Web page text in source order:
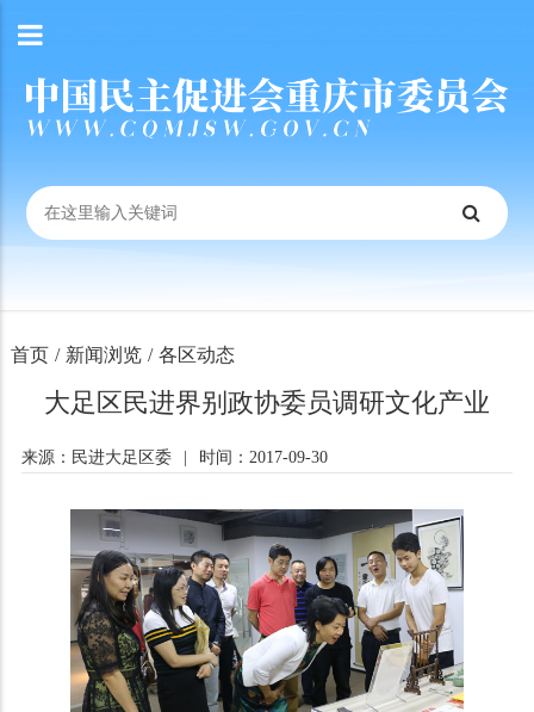
首页 / 新闻浏览 / 各区动态
大足区民进界别政协委员调研文化产业
来源：民进大足区委 时间：2017-09-30